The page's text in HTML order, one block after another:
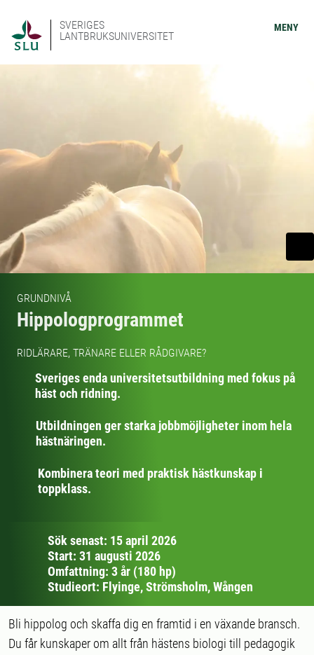
SVERIGES
LANTBRUKSUNIVERSITET
MENY
GRUNDNIVÅ
Hippologprogrammet
RIDLÄRARE, TRÄNARE ELLER RÅDGIVARE?
Sveriges enda universitetsutbildning med fokus på
häst och ridning.
Utbildningen ger starka jobbmöjligheter inom hela
hästnäringen.
Kombinera teori med praktisk hästkunskap i
toppklass.
Sök senast: 15 april 2026
Start: 31 augusti 2026
Omfattning: 3 år (180 hp)
Studieort: Flyinge, Strömsholm, Wången
Bli hippolog och skaffa dig en framtid i en växande bransch.
Du får kunskaper om allt från hästens biologi till pedagogik